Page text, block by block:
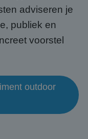
adviseren je
publiek en
voorstel
outdoor